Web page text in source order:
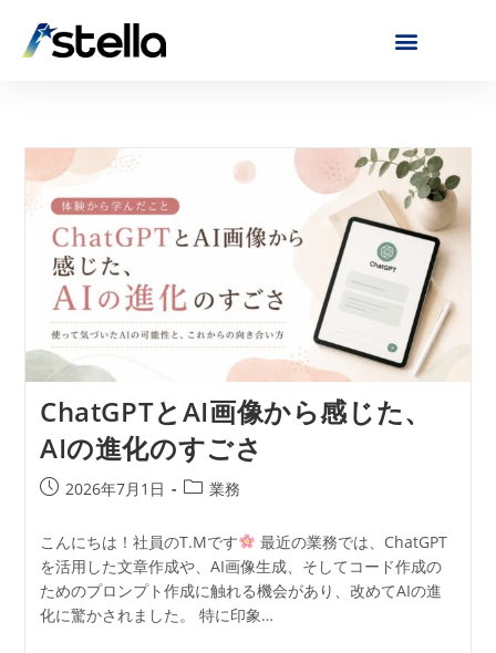
ChatGPTとAI画像から感じた、
AIの進化のすごさ
2026年7月1日 業務
こんにちは！社員のT.Mです
最近の業務では、ChatGPT
を活用した文章作成や、AI画像生成、そしてコード作成の
ためのプロンプト作成に触れる機会があり、改めてAIの進
化に驚かされました。 特に印象…